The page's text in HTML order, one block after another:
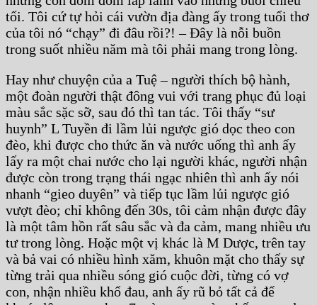
tối. Tôi cứ tự hỏi cái vườn địa đàng ấy trong tuổi thơ
của tôi nó “chạy” đi đâu rồi?! – Đây là nỗi buồn
trong suốt nhiều năm mà tôi phải mang trong lòng.
Hay như chuyện của a Tuệ – người thích bộ hành,
một đoàn người thật đông vui với trang phục đủ loại
màu sắc sặc sỡ, sau đó thì tan tác. Tôi thấy “sư
huynh” L Tuyền đi lầm lủi ngược gió dọc theo con
đèo, khi được cho thức ăn và nước uống thì anh ấy
lấy ra một chai nước cho lại người khác, người nhận
được còn trong trạng thái ngạc nhiên thì anh ấy nói
nhanh “gieo duyên” và tiếp tục lầm lủi ngược gió
vượt đèo; chỉ không đến 30s, tôi cảm nhận được đây
là một tâm hồn rất sâu sắc và đa cảm, mang nhiều ưu
tư trong lòng. Hoặc một vị khác là M Dược, trên tay
và bả vai có nhiều hình xăm, khuôn mặt cho thấy sự
từng trải qua nhiều sóng gió cuộc đời, từng có vợ
con, nhận nhiều khổ đau, anh ấy rũ bỏ tất cả để